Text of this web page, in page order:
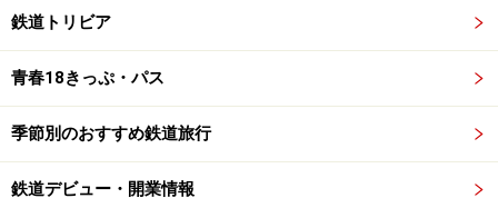
開放寝台の種類と料金について詳しくは
をご覧く
どんな切符が必要？
鉄道トリビア
青春18きっぷ・パス
季節別のおすすめ鉄道旅行
鉄道デビュー・開業情報